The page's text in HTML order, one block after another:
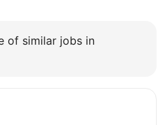
of similar jobs in